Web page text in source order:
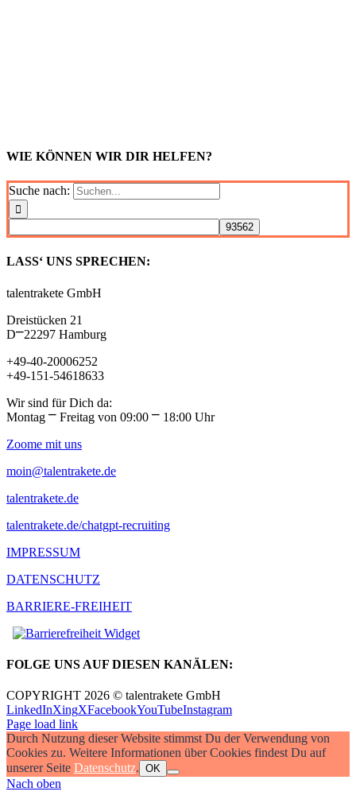
WIE KÖNNEN WIR DIR HELFEN?
Suche nach:
LASS‘ UNS SPRECHEN:
talentrakete GmbH
Dreistücken 21
D⎻22297 Hamburg
+49-40-20006252
+49-151-54618633
Wir sind für Dich da:
Montag ⎻ Freitag von 09:00 ⎻ 18:00 Uhr
Zoome mit uns
moin@talentrakete.de
talentrakete.de
talentrakete.de/chatgpt-recruiting
IMPRESSUM
DATENSCHUTZ
BARRIERE-FREIHEIT
FOLGE UNS AUF DIESEN KANÄLEN:
COPYRIGHT 2026 © talentrakete GmbH
LinkedInXingXFacebookYouTubeInstagram
Page load link
Durch Nutzung dieser Website stimmst Du der Verwendung von
Cookies zu. Weitere Informationen über Cookies findest Du auf
unserer Seite Datenschutz. OK
Nach oben